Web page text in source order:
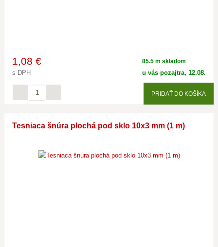
1,08 €
s DPH
85.5 m skladom
u vás pozajtra, 12.08.
PRIDAŤ DO KOŠÍKA
Tesniaca šnúra plochá pod sklo 10x3 mm (1 m)